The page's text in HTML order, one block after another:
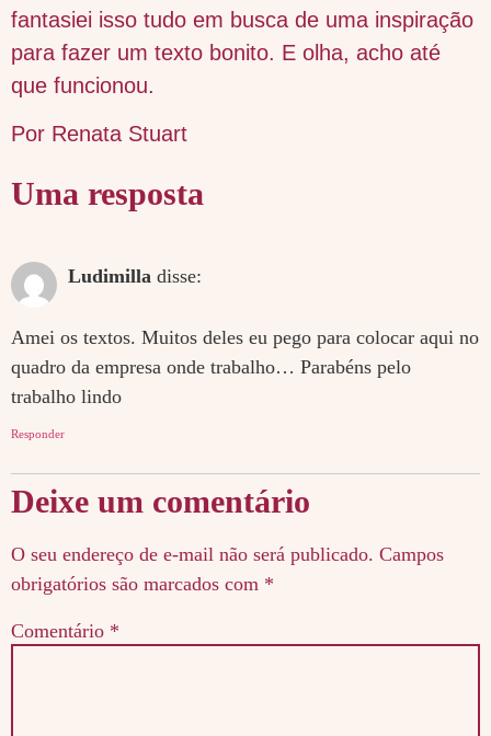
fantasiei isso tudo em busca de uma inspiração
para fazer um texto bonito. E olha, acho até
que funcionou.
Por Renata Stuart
Uma resposta
Ludimilla disse:
Amei os textos. Muitos deles eu pego para colocar aqui no
quadro da empresa onde trabalho… Parabéns pelo
trabalho lindo
Responder
Deixe um comentário
O seu endereço de e-mail não será publicado. Campos
obrigatórios são marcados com *
Comentário *